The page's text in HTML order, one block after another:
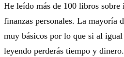
He leído más de 100 libros
finanzas personales. La mayoría
muy básicos por lo que si al
leyendo perderás tiempo y dinero.